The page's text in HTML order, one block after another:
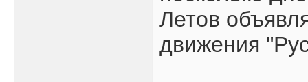
Летов
движения